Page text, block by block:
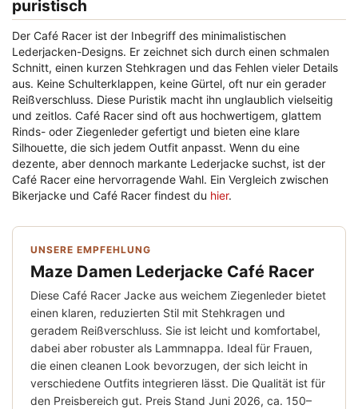
puristisch
Der Café Racer ist der Inbegriff des minimalistischen
Lederjacken-Designs. Er zeichnet sich durch einen schmalen
Schnitt, einen kurzen Stehkragen und das Fehlen vieler Details
aus. Keine Schulterklappen, keine Gürtel, oft nur ein gerader
Reißverschluss. Diese Puristik macht ihn unglaublich vielseitig
und zeitlos. Café Racer sind oft aus hochwertigem, glattem
Rinds- oder Ziegenleder gefertigt und bieten eine klare
Silhouette, die sich jedem Outfit anpasst. Wenn du eine
dezente, aber dennoch markante Lederjacke suchst, ist der
Café Racer eine hervorragende Wahl. Ein Vergleich zwischen
Bikerjacke und Café Racer findest du hier.
UNSERE EMPFEHLUNG
Maze Damen Lederjacke Café Racer
Diese Café Racer Jacke aus weichem Ziegenleder bietet
einen klaren, reduzierten Stil mit Stehkragen und
geradem Reißverschluss. Sie ist leicht und komfortabel,
dabei aber robuster als Lammnappa. Ideal für Frauen,
die einen cleanen Look bevorzugen, der sich leicht in
verschiedene Outfits integrieren lässt. Die Qualität ist für
den Preisbereich gut. Preis Stand Juni 2026, ca. 150–